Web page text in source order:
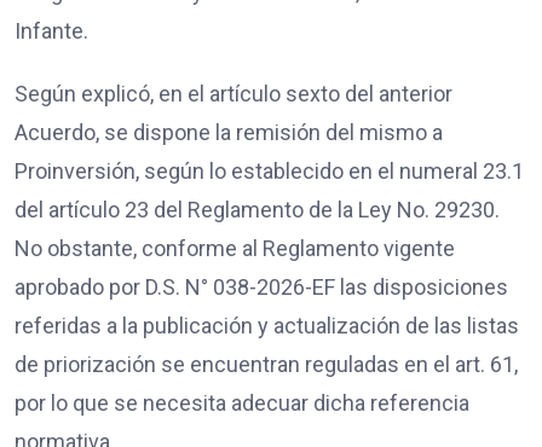
Infante.
Según explicó, en el artículo sexto del anterior
Acuerdo, se dispone la remisión del mismo a
Proinversión, según lo establecido en el numeral 23.1
del artículo 23 del Reglamento de la Ley No. 29230.
No obstante, conforme al Reglamento vigente
aprobado por D.S. N° 038-2026-EF las disposiciones
referidas a la publicación y actualización de las listas
de priorización se encuentran reguladas en el art. 61,
por lo que se necesita adecuar dicha referencia
normativa.